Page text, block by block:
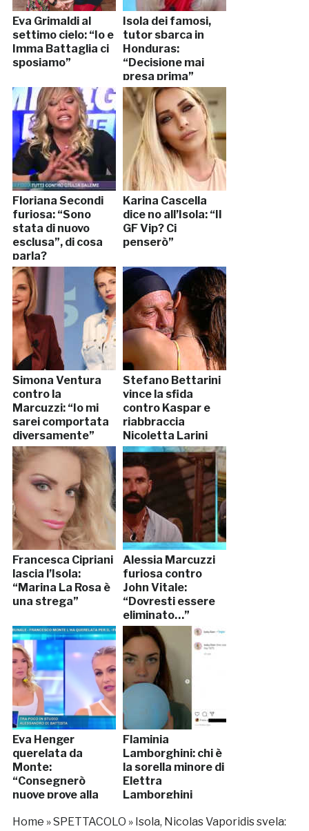
Eva Grimaldi al
settimo cielo: “Io e
Imma Battaglia ci
sposiamo”
Isola dei famosi,
tutor sbarca in
Honduras:
“Decisione mai
presa prima”
Floriana Secondi
furiosa: “Sono
stata di nuovo
esclusa”, di cosa
parla?
Karina Cascella
dice no all’Isola: “Il
GF Vip? Ci
penserò”
Simona Ventura
contro la
Marcuzzi: “Io mi
sarei comportata
diversamente”
Stefano Bettarini
vince la sfida
contro Kaspar e
riabbraccia
Nicoletta Larini
Francesca Cipriani
lascia l’Isola:
“Marina La Rosa è
una strega”
Alessia Marcuzzi
furiosa contro
John Vitale:
“Dovresti essere
eliminato…”
Eva Henger
querelata da
Monte:
“Consegnerò
nuove prove alla
Flaminia
Lamborghini: chi è
la sorella minore di
Elettra
Lamborghini
Home »SPETTACOLO » Isola, Nicolas Vaporidis svela: